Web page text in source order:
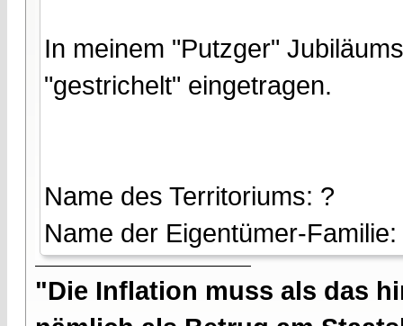
In meinem "Putzger"
"gestrichelt" eingetragen.
Name des Territoriums: ?
Name der Eigentümer-Familie:
"Die Inflation muss als das